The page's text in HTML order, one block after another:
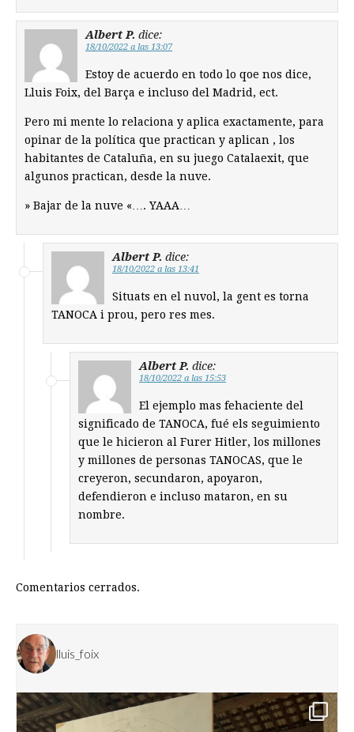
Albert P. dice:
18/10/2022 a las 13:07
Estoy de acuerdo en todo lo qoe nos dice,
Lluis Foix, del Barça e incluso del Madrid, ect.
Pero mi mente lo relaciona y aplica exactamente, para
opinar de la política que practican y aplican , los
habitantes de Cataluña, en su juego Catalaexit, que
algunos practican, desde la nuve.
» Bajar de la nuve «…. YAAA…
Albert P. dice:
18/10/2022 a las 13:41
Situats en el nuvol, la gent es torna
TANOCA i prou, pero res mes.
Albert P. dice:
18/10/2022 a las 15:53
El ejemplo mas fehaciente del
significado de TANOCA, fué els seguimiento
que le hicieron al Furer Hitler, los millones
y millones de personas TANOCAS, que le
creyeron, secundaron, apoyaron,
defendieron e incluso mataron, en su
nombre.
Comentarios cerrados.
lluis_foix